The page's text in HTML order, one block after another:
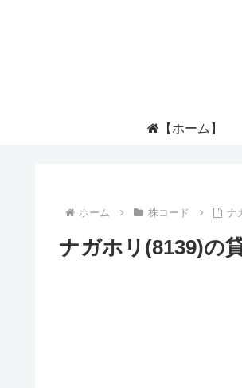
【ホーム】
ホーム 株コード ナ
ナガホリ(8139)の